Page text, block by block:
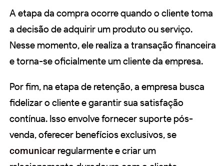
A etapa da compra ocorre quando o cliente toma
a decisão de adquirir um produto ou serviço.
Nesse momento, ele realiza a transação financeira
e torna-se oficialmente um cliente da empresa.
Por fim, na etapa de retenção, a empresa busca
fidelizar o cliente e garantir sua satisfação
contínua. Isso envolve fornecer suporte pós-
venda, oferecer benefícios exclusivos, se
comunicar regularmente e criar um